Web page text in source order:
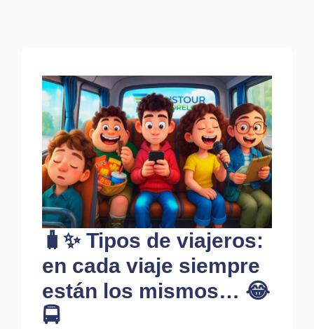
🧳✨ Tipos de viajeros:
en cada viaje siempre
están los mismos… 😂
🚍